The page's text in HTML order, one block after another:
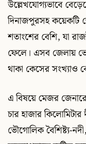
উল্লেখযোগ্যভাবে
দিনাজপুরসহ কয়েকটি
শতাংশের বেশি, যা
ফেলে। এসব জেলায়
থাকা কেসের সংখ্যাও
এ বিষয়ে মেজর
চার হাজার কিলোমিটার
ভৌগোলিক বৈশিষ্ট্য-